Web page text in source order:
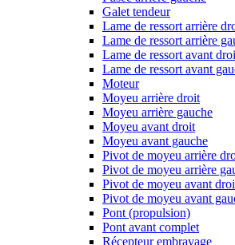
Galet tendeur
Lame de ressort arrière
Lame de ressort arrière
Lame de ressort avant
Lame de ressort avant
Moteur
Moyeu arrière droit
Moyeu arrière gauche
Moyeu avant droit
Moyeu avant gauche
Pivot de moyeu arrière
Pivot de moyeu arrière
Pivot de moyeu avant
Pivot de moyeu avant
Pont (propulsion)
Pont avant complet
Récepteur embrayage